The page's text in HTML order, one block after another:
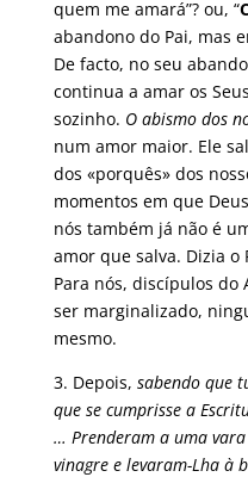
quem me amará”? ou, “
abandono do Pai, mas
De facto, no seu
continua a amar os
sozinho. O abismo dos
num amor maior. Ele
dos «porquês» dos
momentos em que
nós também já não é
amor que salva. Dizia o
Para nós, discípulos
ser marginalizado,
mesmo.
3. Depois, sabendo que
que se cumprisse a
… Prenderam a uma
vinagre e levaram-Lha à